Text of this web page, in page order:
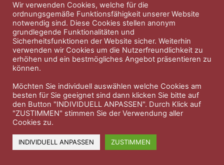
Impressum Nutzungsbedingungen
Datenschutzerklärung Therapeutenkatalog Über uns
Wir verwenden Cookies, welche für die
ordnungsgemäße Funktionsfähigkeit unserer Website
notwendig sind. Diese Cookies stellen anonym
grundlegende Funktionalitäten und
Sicherheitsfunktionen der Website sicher. Weiterhin
verwenden wir Cookies um die Nutzerfreundlichkeit zu
erhöhen und ein bestmögliches Angebot präsentieren zu
können.
Möchten Sie individuell auswählen welche Cookies am
besten für Sie geeignet sind dann klicken Sie bitte auf
den Button "INDIVIDUELL ANPASSEN". Durch Klick auf
"ZUSTIMMEN" stimmen Sie der Verwendung aller
Cookies zu.
INDIVIDUELL ANPASSEN ZUSTIMMEN